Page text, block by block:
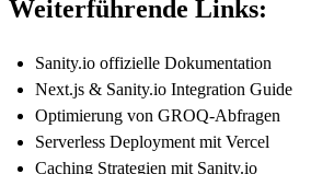
Weiterführende Links:
Sanity.io offizielle Dokumentation
Next.js & Sanity.io Integration Guide
Optimierung von GROQ-Abfragen
Serverless Deployment mit Vercel
Caching Strategien mit Sanity.io